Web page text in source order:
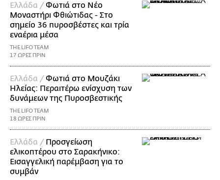
Ελλάδα /Φωτιά στο Νέο
Μοναστήρι Φθιώτιδας - Στο
σημείο 36 πυροσβέστες και τρία
εναέρια μέσα
THE LIFO TEAM
17 ΩΡΕΣ ΠΡΙΝ
Ελλάδα /Φωτιά στο Μουζάκι
Ηλείας: Περαιτέρω ενίσχυση των
δυνάμεων της Πυροσβεστικής
THE LIFO TEAM
18 ΩΡΕΣ ΠΡΙΝ
Ελλάδα / Προσγείωση
ελικοπτέρου στο Σαρακήνικο:
Εισαγγελική παρέμβαση για το
συμβάν